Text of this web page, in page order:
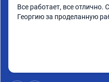
Все работает, все отлично.
Георгию за проделанную